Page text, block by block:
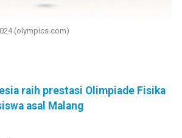
(olympics.com)
raih prestasi Olimpiade Fisika
asal Malang